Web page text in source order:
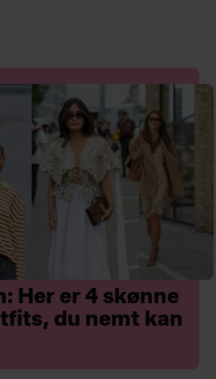
Her er 4 skønne
du nemt kan